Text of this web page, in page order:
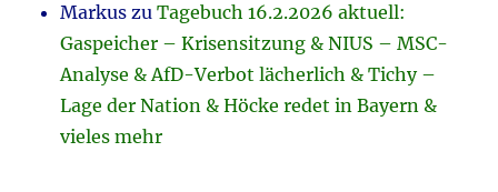
Markus zuTagebuch 16.2.2026 aktuell:
Gaspeicher – Krisensitzung & NIUS – MSC-
Analyse & AfD-Verbot lächerlich & Tichy –
Lage der Nation & Höcke redet in Bayern &
vieles mehr